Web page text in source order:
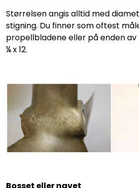
Størrelsen angis alltid med
stigning. Du finner som oftest
propellbladene eller på enden av
¼ x 12.
Bosset eller navet